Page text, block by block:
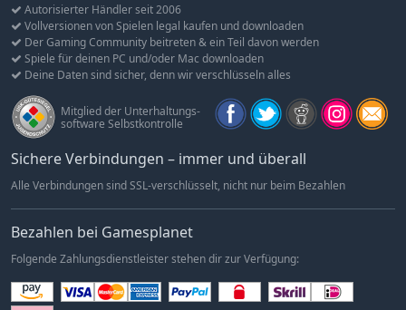
Autorisierter Händler seit 2006
Vollversionen von Spielen legal kaufen und downloaden
Der Gaming Community beitreten & ein Teil davon werden
Spiele für deinen PC und/oder Mac downloaden
Deine Daten sind sicher, denn wir verschlüsseln alles
Mitglied der Unterhaltungs-
software Selbstkontrolle
Sichere Verbindungen – immer und überall
Alle Verbindungen sind SSL-verschlüsselt, nicht nur beim Bezahlen
Bezahlen bei Gamesplanet
Folgende Zahlungsdienstleister stehen dir zur Verfügung: